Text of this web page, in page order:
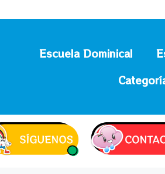
Escuela Dominical